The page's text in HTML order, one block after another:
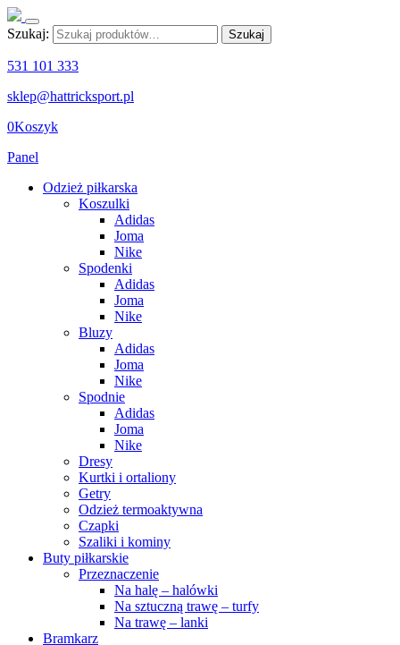
Szukaj: Szukaj
531 101 333
sklep@hattricksport.pl
0Koszyk
Panel
Odzież piłkarska
Koszulki
Adidas
Joma
Nike
Spodenki
Adidas
Joma
Nike
Bluzy
Adidas
Joma
Nike
Spodnie
Adidas
Joma
Nike
Dresy
Kurtki i ortaliony
Getry
Odzież termoaktywna
Czapki
Szaliki i kominy
Buty piłkarskie
Przeznaczenie
Na halę – halówki
Na sztuczną trawę – turfy
Na trawę – lanki
Bramkarz